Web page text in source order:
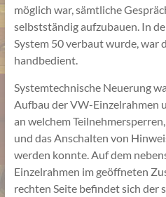
möglich war, sämtliche
selbstständig aufzubauen. In
System 50 verbaut wurde, war
handbedient.
Systemtechnische Neuerung
Aufbau der VW-Einzelrahmen
an welchem
und das Anschalten von
werden konnte. Auf dem
Einzelrahmen im geöffneten
rechten Seite befindet sich der